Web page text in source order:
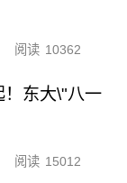
阅读 10362
！东大\"八一
阅读 15012